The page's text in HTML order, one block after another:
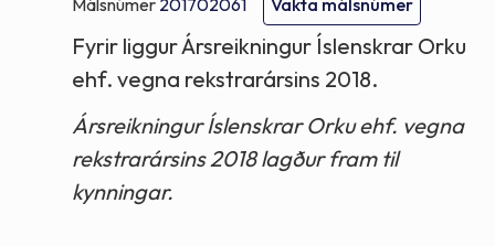
Fyrir liggur Ársreikningur Íslenskrar Orku
ehf. vegna rekstrarársins 2018.
Ársreikningur Íslenskrar Orku ehf. vegna
rekstrarársins 2018 lagður fram til
kynningar.